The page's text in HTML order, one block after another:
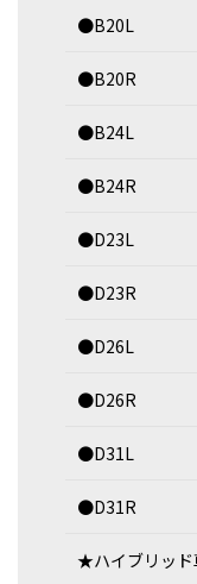
●B20L
●B20R
●B24L
●B24R
●D23L
●D23R
●D26L
●D26R
●D31L
●D31R
★ハイブリッド